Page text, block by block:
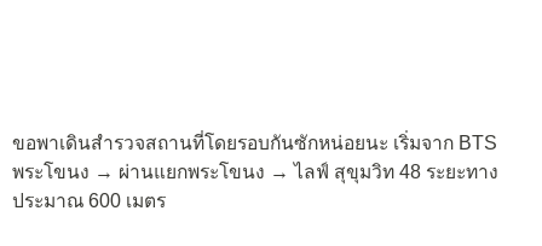
ขอพาเดินสำรวจสถานที่โดยรอบกันซักหน่อยนะ เริ่มจาก BTS
พระโขนง → ผ่านแยกพระโขนง → ไลฟ์ สุขุมวิท 48 ระยะทาง
ประมาณ 600 เมตร